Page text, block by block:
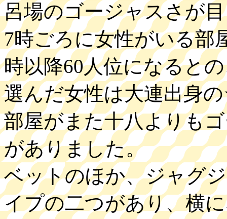
呂場のゴージャスさが
7時ごろに女性がいる部
時以降60人位になると
選んだ女性は大連出身
部屋がまた十八よりも
がありました。
ベットのほか、ジャグ
イプの二つがあり、横